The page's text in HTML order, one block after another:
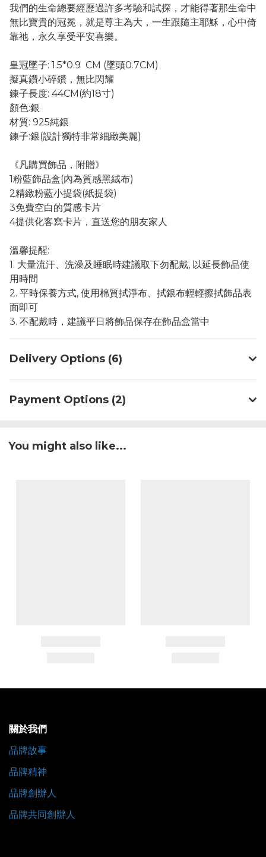
我們的生命總要經歷過許多考驗和試探，才能得著那生命中
無比寶貴的冠冕，就是尊主為大，一生跟隨主耶穌，心中倚
靠祂，永久享受平安喜樂。
皇冠墜子: 1.5*0.9 CM (墜頭0.7CM)
擬真鑽小碎鑽，無比閃耀
鍊子長度: 44CM(約18寸)
顏色:銀
材質: 925純銀
鍊子:銀(設計獨特非常細緻美麗)
《凡購買飾品，附贈》
1粉藍飾品盒(內為質感黑絨布)
2精緻粉藍小提袋(紙提袋)
3免費空白的質感卡片
4提供化客寫卡片，直送您的朋友家人
溫馨提醒:
1. 大量流汗、洗澡及睡眠時建議取下勿配戴, 以延長飾品使
用時間
2. 平時保養方式, 使用棉質拭淨布、拭銀布輕輕擦拭飾品表
面即可
3. 不配戴時，建議平日將飾品保存在飾品盒當中
Delivery Options (6)
Payment Options (2)
You might also like...
關於我們
品牌故事
品牌精神
品牌創辦人
品牌共同創辦人